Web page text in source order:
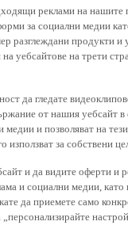
реклами на
за социални медии
разглеждани продукти и
уебсайтове на трети
да гледате
от нашия уебсайт
и позволяват на
използват за собствени
и да видите оферти и
и социални медии, като
да приемете само